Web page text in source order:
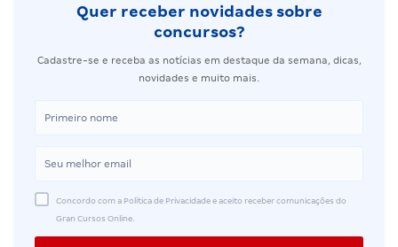
Quer receber novidades sobre
concursos?
Cadastre-se e receba as notícias em destaque da semana, dicas,
novidades e muito mais.
Concordo com a Política de Privacidade e aceito receber comunicações do
Gran Cursos Online.